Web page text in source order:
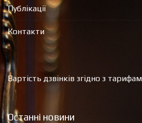
Публікації
Контакти
Вартість дзвінків згідно з
Останні новини